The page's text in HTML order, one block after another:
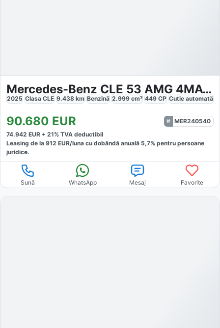
Mercedes-Benz CLE 53 AMG 4MATIC
2025 Clasa CLE 9.438 km Benzină 2.999 cm³ 449 CP Cutie automată
90.680 EUR
MER240540
74.942 EUR + 21% TVA deductibil
Leasing de la 912 EUR/luna cu dobăndă anuală 5,7% pentru persoane
juridice.
Sună WhatsApp Mesaj Favorite